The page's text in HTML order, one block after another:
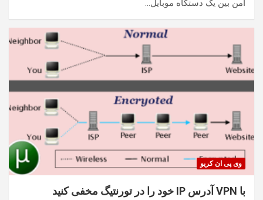
امن بین یک دستگاه موبایل…
وی پی ان کریو
با VPN آدرس IP خود را در تورنتیگ مخفی کنید